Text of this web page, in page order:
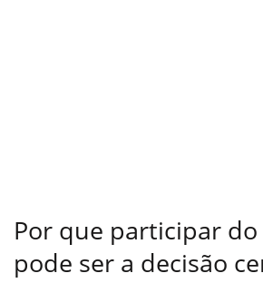
Por que participar do
pode ser a decisão